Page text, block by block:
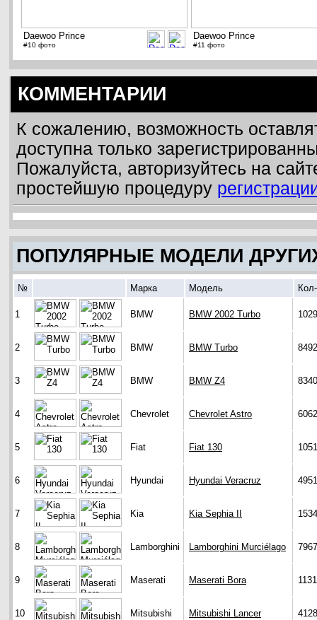
Daewoo Prince
#10 фото
Daewoo Prince
#11 фото
КОММЕНТАРИИ
К сожалению, возможность
доступна только
Пожалуйста, авторизуйтесь на
простейшую процедуру
ПОПУЛЯРНЫЕ МОДЕЛИ
№ Марка Модель
1 BMW BMW 2002 Turbo
2 BMW BMW Turbo
3 BMW BMW Z4
4 Chevrolet Chevrolet Astro
5 Fiat Fiat 130
6 Hyundai Hyundai Veracruz
7 Kia Kia Sephia II
8 Lamborghini Lamborghini Murciélago
9 Maserati Maserati Bora
10 Mitsubishi Mitsubishi Lancer